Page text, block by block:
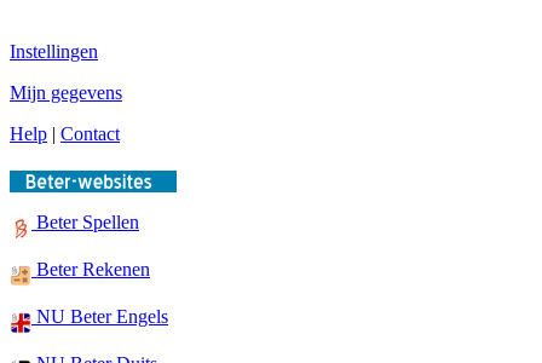
Instellingen
Mijn gegevens
Help | Contact
Beter Spellen
Beter Rekenen
NU Beter Engels